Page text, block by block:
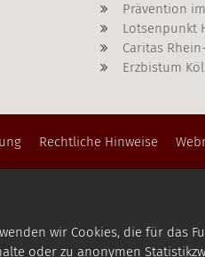
wir Cookies, die für das
oder zu anonymen
Prävention
Lotsenpunkt
Caritas
Erzbistum
Rechtliche Hinweise